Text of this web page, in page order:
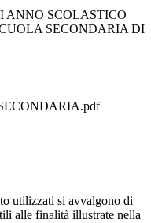
ANNO SCOLASTICO
SECONDARIA DI
utilizzati si avvalgono di
alle finalità illustrate nella